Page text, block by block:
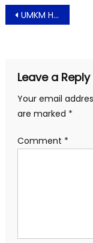
Post
navigation
UMKM Harus Peduli Produk Lokal Untuk Bangkitkan Perekonomian Indonesia
Leave a Reply
Your email
are marked *
Comment *